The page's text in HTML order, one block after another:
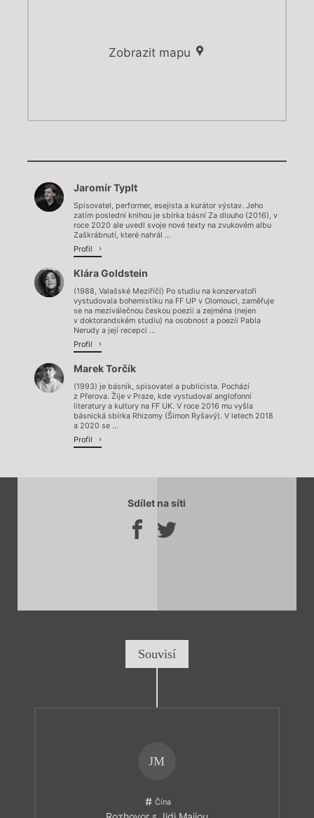
Zobrazit mapu
Načítá se.
Chviličku.
Načítá se.
Jaromír Typlt
Spisovatel, performer, esejista a kurátor výstav. Jeho
zatím poslední knihou je sbírka básní Za dlouho (2016), v
roce 2020 ale uvedl svoje nové texty na zvukovém albu
Zaškrábnutí, které nahrál ...
Profil
Klára Goldstein
(1988, Valašské Meziříčí) Po studiu na konzervatoři
vystudovala bohemistiku na FF UP v Olomouci, zaměřuje
se na meziválečnou českou poezii a zejména (nejen
v doktorandském studiu) na osobnost a poezii Pabla
Nerudy a její recepci ...
Profil
Marek Torčík
(1993) je básník, spisovatel a publicista. Pochází
z Přerova. Žije v Praze, kde vystudoval anglofonní
literatury a kultury na FF UK. V roce 2016 mu vyšla
básnická sbírka Rhizomy (Šimon Ryšavý). V letech 2018
a 2020 se ...
Profil
Sdílet na síti
Souvisí
JM
Čína